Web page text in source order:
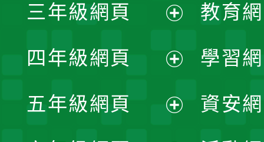
選
單
開
選
單
三年級網頁
開
選
四年級網頁
開
五年級網頁
教育
學習
資安